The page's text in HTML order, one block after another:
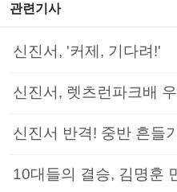
관련기사
신진서, '커제, 기다려!'
신진서, 렛츠런파크배
신진서 반격! 중반 흔들
10대들의 결승, 김명훈